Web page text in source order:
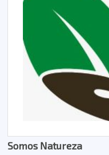
Somos Natureza